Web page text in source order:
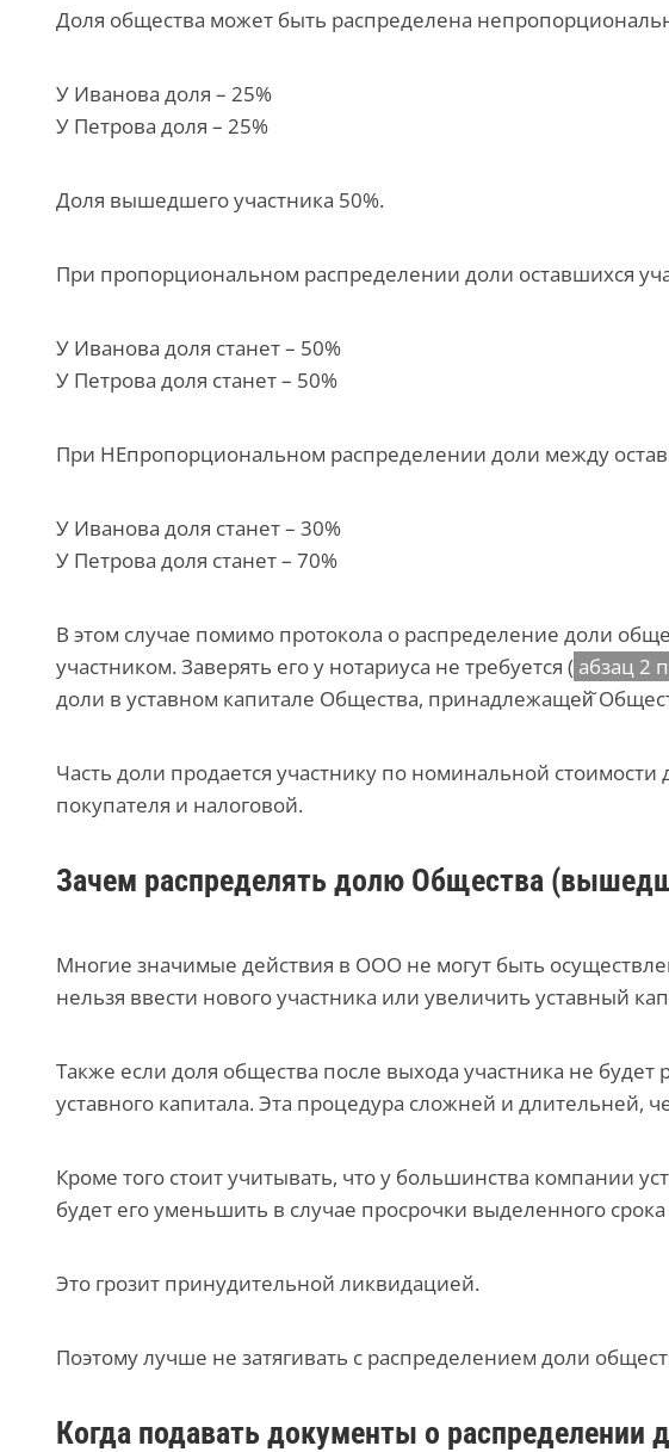
Доля общества может быть распределена
У Иванова доля – 25%
У Петрова доля ­– 25%
Доля вышедшего участника 50%.
При пропорциональном распределении доли оставшихся
У Иванова доля станет – 50%
У Петрова доля станет ­– 50%
При НЕпропорциональном распределении доли между
У Иванова доля станет – 30%
У Петрова доля станет ­– 70%
В этом случае помимо протокола о распределение доли
участником. Заверять его у нотариуса не требуется ( абзац 2
доли в уставном капитале Общества, принадлежащей̆
Часть доли продается участнику по номинальной
покупателя и налоговой.
Зачем распределять долю Общества
Многие значимые действия в ООО не могут быть
нельзя ввести нового участника или увеличить уставный
Также если доля общества после выхода участника не
уставного капитала. Эта процедура сложней и длительней,
Кроме того стоит учитывать, что у большинства компании
будет его уменьшить в случае просрочки выделенного
Это грозит принудительной ликвидацией.
Поэтому лучше не затягивать с распределением доли
Когда подавать документы о распределении